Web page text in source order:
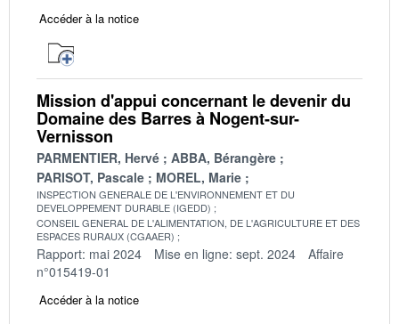
Accéder à la notice
Mission d'appui concernant le devenir du
Domaine des Barres à Nogent-sur-
Vernisson
PARMENTIER, Hervé
ABBA, Bérangère
PARISOT, Pascale
MOREL, Marie
INSPECTION GENERALE DE L'ENVIRONNEMENT ET DU
DEVELOPPEMENT DURABLE (IGEDD)
CONSEIL GENERAL DE L'ALIMENTATION, DE L'AGRICULTURE ET DES
ESPACES RURAUX (CGAAER)
Rapport: mai 2024 Mise en ligne: sept. 2024
Affaire
n°015419-01
Accéder à la notice